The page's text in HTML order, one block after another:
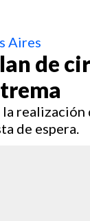
Aires
de
de espera.